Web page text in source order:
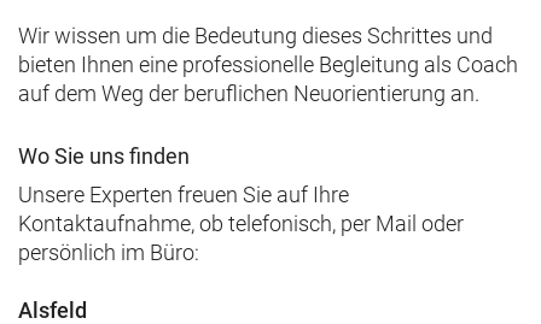
Wir wissen um die Bedeutung dieses Schrittes und
bieten Ihnen eine professionelle Begleitung als Coach
auf dem Weg der beruflichen Neuorientierung an.
Wo Sie uns finden
Unsere Experten freuen Sie auf Ihre
Kontaktaufnahme, ob telefonisch, per Mail oder
persönlich im Büro:
Alsfeld